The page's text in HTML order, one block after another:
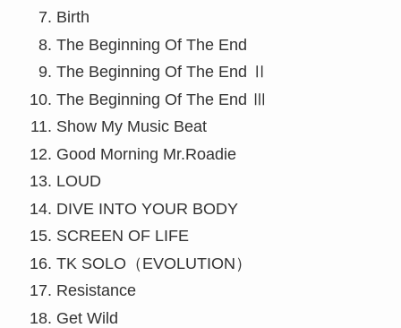
Birth
The Beginning Of The End
The Beginning Of The End Ⅱ
The Beginning Of The End Ⅲ
Show My Music Beat
Good Morning Mr.Roadie
LOUD
DIVE INTO YOUR BODY
SCREEN OF LIFE
TK SOLO（EVOLUTION）
Resistance
Get Wild